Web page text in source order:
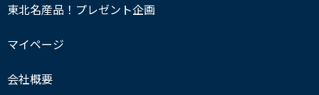
東北名産品！プレゼント企画
マイページ
会社概要